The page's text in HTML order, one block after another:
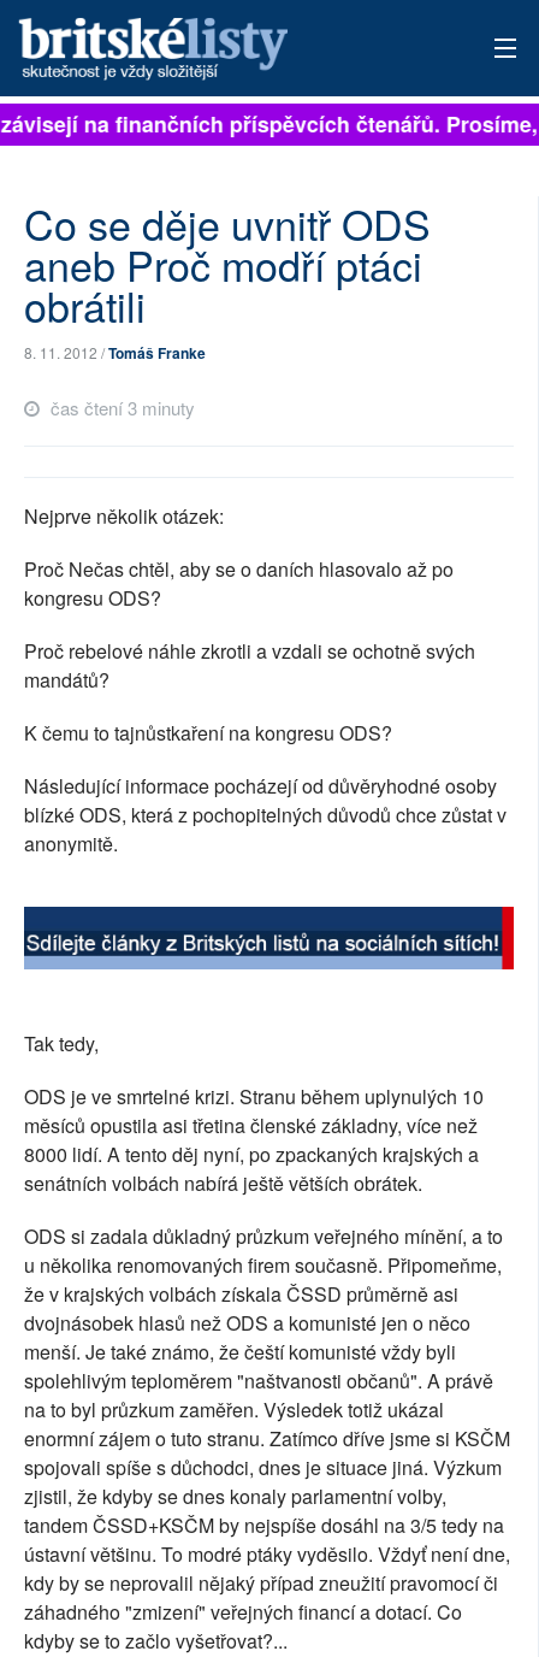
PŘIHLÁSIT
ARCHIV
ROZHOVORY
TÉMATA
NEJČTENĚJŠÍ ZA 7 DNÍ
PŘÍSPĚVKY NA PROVOZ
SOCIÁLNÍ SÍTĚ
PLNÁ VERZE STRÁNEK
na finančních příspěvcích čtenářů. Prosíme,
Co se děje uvnitř ODS
aneb Proč modří ptáci
obrátili
8. 11. 2012 /Tomáš Franke
čas čtení 3 minuty
Nejprve několik otázek:
Proč Nečas chtěl, aby se o daních hlasovalo až po
kongresu ODS?
Proč rebelové náhle zkrotli a vzdali se ochotně svých
mandátů?
K čemu to tajnůstkaření na kongresu ODS?
Následující informace pocházejí od důvěryhodné osoby
blízké ODS, která z pochopitelných důvodů chce zůstat v
anonymitě.
Tak tedy,
ODS je ve smrtelné krizi. Stranu během uplynulých 10
měsíců opustila asi třetina členské základny, více než
8000 lidí. A tento děj nyní, po zpackaných krajských a
senátních volbách nabírá ještě větších obrátek.
ODS si zadala důkladný průzkum veřejného mínění, a to
u několika renomovaných firem současně. Připomeňme,
že v krajských volbách získala ČSSD průměrně asi
dvojnásobek hlasů než ODS a komunisté jen o něco
menší. Je také známo, že čeští komunisté vždy byli
spolehlivým teploměrem "naštvanosti občanů". A právě
na to byl průzkum zaměřen. Výsledek totiž ukázal
enormní zájem o tuto stranu. Zatímco dříve jsme si KSČM
spojovali spíše s důchodci, dnes je situace jiná. Výzkum
zjistil, že kdyby se dnes konaly parlamentní volby,
tandem ČSSD+KSČM by nejspíše dosáhl na 3/5 tedy na
ústavní většinu. To modré ptáky vyděsilo. Vždyť není dne,
kdy by se neprovalil nějaký případ zneužití pravomocí či
záhadného "zmizení" veřejných financí a dotací. Co
kdyby se to začlo vyšetřovat?...